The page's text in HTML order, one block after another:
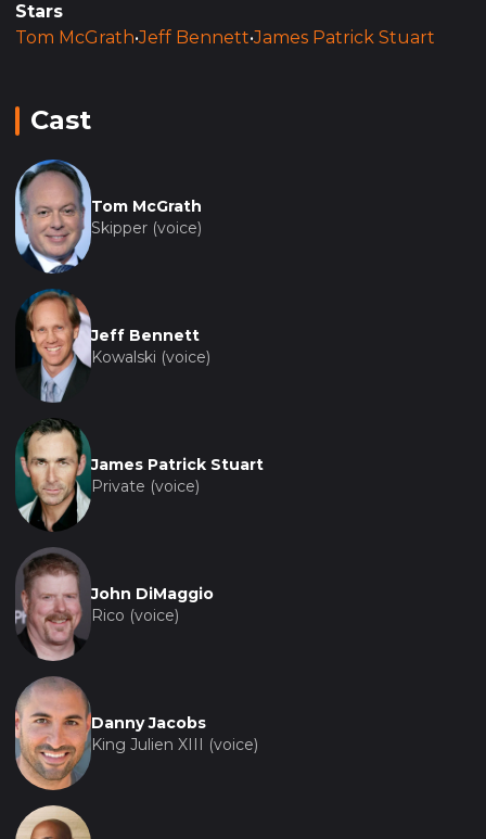
Stars
Tom McGrath•Jeff Bennett•James Patrick Stuart
Cast
Tom McGrath
Skipper (voice)
Jeff Bennett
Kowalski (voice)
James Patrick Stuart
Private (voice)
John DiMaggio
Rico (voice)
Danny Jacobs
King Julien XIII (voice)